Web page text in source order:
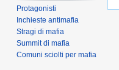
Protagonisti
Inchieste antimafia
Stragi di mafia
Summit di mafia
Comuni sciolti per mafia